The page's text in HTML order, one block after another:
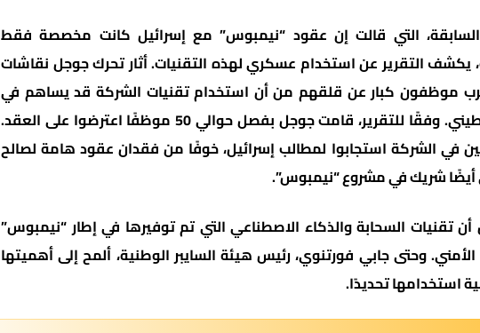
التي قالت إن عقود “نيمبوس” مع إسرائيل كانت مخصصة فقط
يكشف التقرير عن استخدام عسكري لهذه التقنيات. أثار تحرك جوجل نقاشات
موظفون كبار عن قلقهم من أن استخدام تقنيات الشركة قد يساهم في
تصعيد النزاع الإسرائيلي الفلسطيني. وفقًا للتقرير، قامت جوجل بفصل حوالي 50 موظفًا اعترضوا على العقد.
في الشركة استجابوا لمطالب إسرائيل، خوفًا من فقدان عقود هامة لصالح
أيضًا شريك في مشروع “نيمبوس”.
تقنيات السحابة والذكاء الاصطناعي التي تم توفيرها في إطار “نيمبوس”
وحتى جابي فورتنوي، رئيس هيئة السايبر الوطنية، ألمح إلى أهميتها
استخدامها تحديدًا.